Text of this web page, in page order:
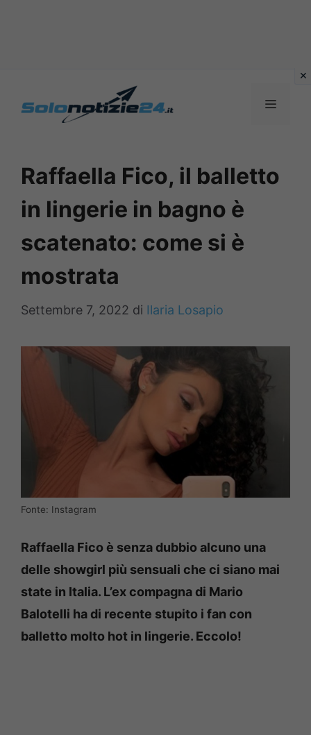
MENU
Raffaella Fico, il balletto
in lingerie in bagno è
scatenato: come si è
mostrata
Settembre 7, 2022 di Ilaria Losapio
Fonte: Instagram
Raffaella Fico è senza dubbio alcuno una
delle showgirl più sensuali che ci siano mai
state in Italia. L’ex compagna di Mario
Balotelli ha di recente stupito i fan con
balletto molto hot in lingerie. Eccolo!